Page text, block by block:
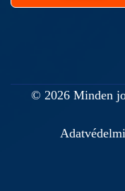
© 2026 Minden